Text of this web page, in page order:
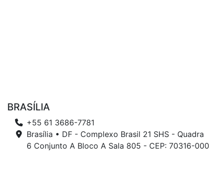
BRASÍLIA
+55 61 3686-7781
Brasília • DF - Complexo Brasil 21 SHS - Quadra
6 Conjunto A Bloco A Sala 805 - CEP: 70316-000